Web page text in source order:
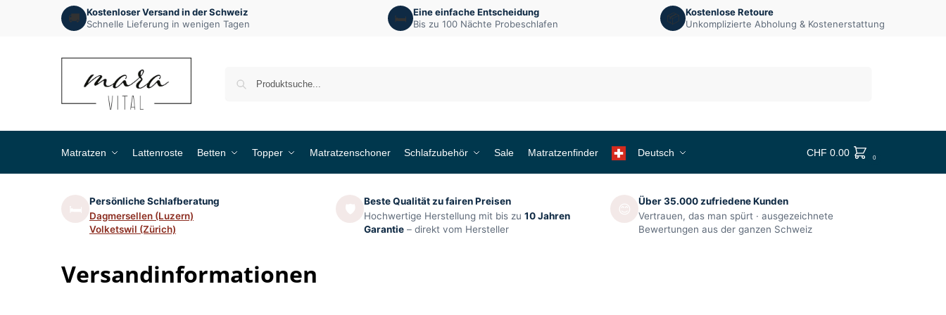
🚚
Kostenloser Versand in der Schweiz
Schnelle Lieferung in wenigen Tagen
🛏️
Eine einfache Entscheidung
Bis zu 100 Nächte Probeschlafen
📦 Kostenlose Retoure
Unkomplizierte Abholung & Kostenerstattung
Matratzen Lattenroste Betten Topper Matratzenschoner Schlafzubehör Sale Matratzenfinder Deutsch CHF 0.00 0
Persönliche Schlafberatung
Dagmersellen (Luzern)
Volketswil (Zürich)
Beste Qualität zu fairen Preisen
Hochwertige Herstellung mit bis zu 10 Jahren
Garantie – direkt vom Hersteller
Über 35.000 zufriedene Kunden
Vertrauen, das man spürt · ausgezeichnete
Bewertungen aus der ganzen Schweiz
Versandinformationen